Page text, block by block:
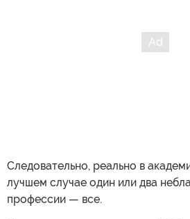
Следовательно, реально в
лучшем случае один или два
профессии — все.